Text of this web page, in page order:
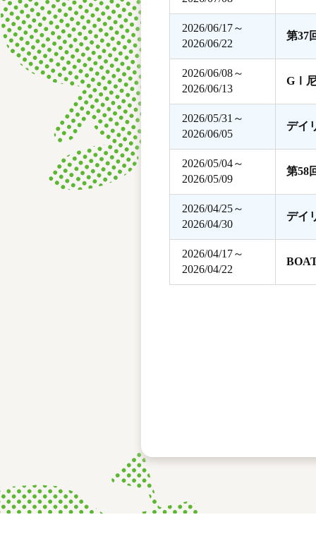
2026/06/17～
2026/06/22
第37
2026/06/08～
2026/06/13
GⅠ尼
2026/05/31～
2026/06/05
デイ
2026/05/04～
2026/05/09
第58
2026/04/25～
2026/04/30
デイ
2026/04/17～
2026/04/22